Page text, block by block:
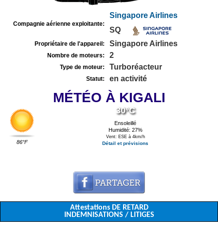
Compagnie aérienne exploitante:
Singapore Airlines
SQ
Propriétaire de l'appareil: Singapore Airlines
Nombre de moteurs: 2
Type de moteur: Turboréacteur
Statut: en activité
MÉTÉO À KIGALI
86°F
30°C
Ensoleillé
Humidité: 27%
Vent: ESE à 4km/h
Détail et prévisions
Attestations DE RETARD
INDEMNISATIONS / LITIGES